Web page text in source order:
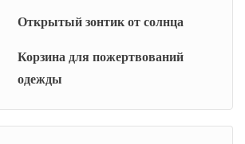
Открытый зонтик от солнца
Корзина для пожертвований
одежды